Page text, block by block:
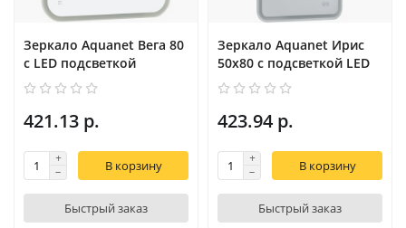
Зеркало Aquanet Вега 80
с LED подсветкой
421.13 р.
В корзину
Быстрый заказ
Зеркало Aquanet Ирис
50x80 с подсветкой LED
423.94 р.
В корзину
Быстрый заказ